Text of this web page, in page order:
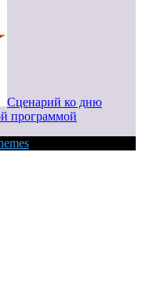
Сценарий ко дню
программой